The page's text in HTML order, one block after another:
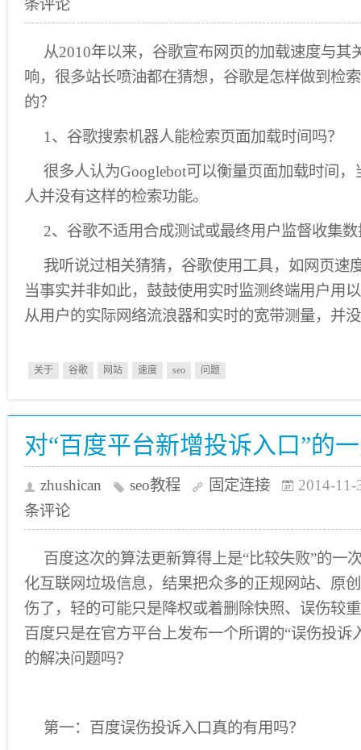
条评论
从2010年以来，谷歌宣布网页的加载速度与其
响，很多站长喷油都在猜想，谷歌是怎样做到检
的？
1、谷歌搜索机器人能检索页面加载时间吗？
很多人认为Googlebot可以衡量页面加载时间
人并没有这样的检索功能。
2、谷歌不适用合成测试或最终用户监督收集
我听说过相关猜猜，谷歌使用工具，如网页速
当事实并非如此，鼓鼓使用实时监测终端用户用
从用户的实际网络流浪器和实时的宽带测量，并
关于 谷歌 网站 速度 seo 问题
对“百度平台新增投诉入口”的
zhushican seo教程 固定连接
2014-11-
条评论
百度这次的算法更新算得上是“比较失败”的一
化互联网垃圾信息，结果把众多的正规网站、原
伤了，轻的可能只是降权或着删除快照、误伤较
百度只是在官方平台上发布一个所谓的“误伤投诉
的解决问题吗？
第一：百度误伤投诉入口真的有用吗？